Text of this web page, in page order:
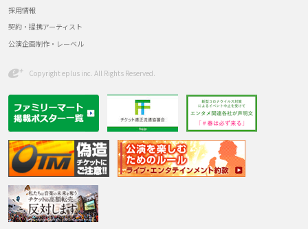
採用情報
契約・提携アーティスト
公演企画制作・レーベル
Copyright eplus inc. All Rights Reserved.